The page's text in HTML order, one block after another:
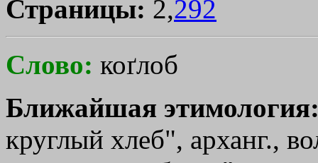
Страницы: 2,292
Слово: коґлоб
Ближайшая
круглый хлеб", арханг.,